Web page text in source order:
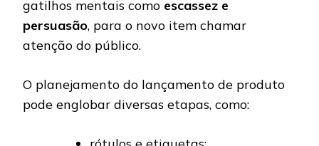
gatilhos mentais como escassez e
persuasão, para o novo item chamar
atenção do público.
O planejamento do lançamento de produto
pode englobar diversas etapas, como: